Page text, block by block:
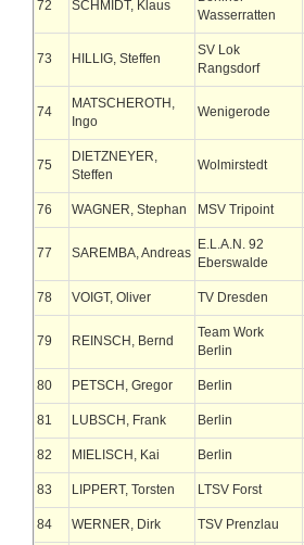
72 SCHMIDT, Klaus
Wasserratten
73 HILLIG, Steffen
SV Lok
Rangsdorf
74
MATSCHEROTH,
Ingo
Wenigerode
75
DIETZNEYER,
Steffen
Wolmirstedt
76 WAGNER, Stephan MSV Tripoint
77 SAREMBA, Andreas
E.L.A.N. 92
Eberswalde
78 VOIGT, Oliver TV Dresden
79 REINSCH, Bernd
Team Work
Berlin
80 PETSCH, Gregor Berlin
81 LUBSCH, Frank Berlin
82 MIELISCH, Kai Berlin
83 LIPPERT, Torsten LTSV Forst
84 WERNER, Dirk TSV Prenzlau